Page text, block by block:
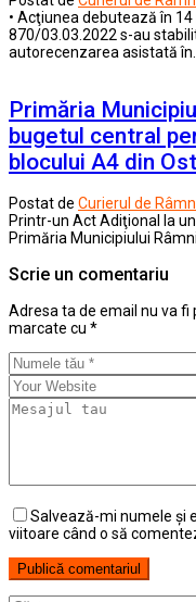
• Acţiunea debutează în
870/03.03.2022 s-au
autorecenzarea asistată în…
Primăria
bugetul central
blocului A4 din
Postat de Curierul de
Printr-un Act Adiţional la
Primăria Municipiului
Scrie un comentariu
Adresa ta de email nu va fi
marcate cu *
Salvează-mi numele și
viitoare când o să